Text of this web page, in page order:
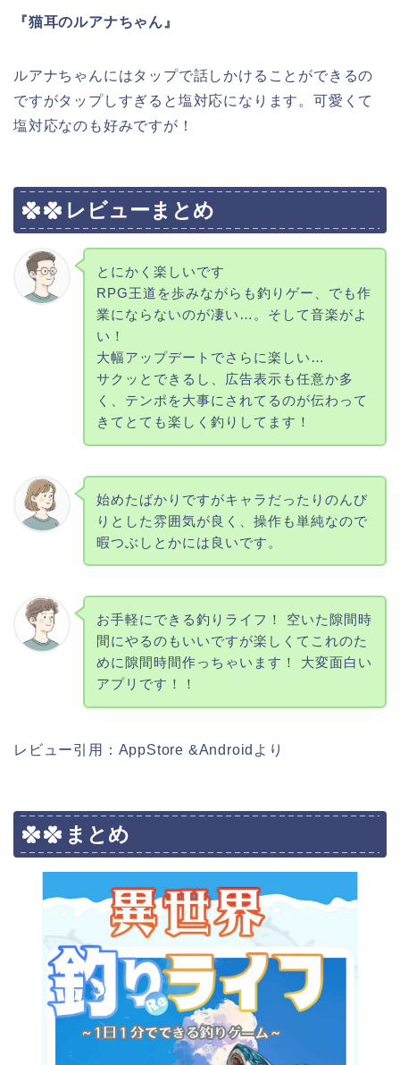
『猫耳のルアナちゃん』
ルアナちゃんにはタップで話しかけることができるの
ですがタップしすぎると塩対応になります。可愛くて
塩対応なのも好みですが！
レビューまとめ
とにかく楽しいです
RPG王道を歩みながらも釣りゲー、でも作
業にならないのが凄い…。そして音楽がよ
い！
大幅アップデートでさらに楽しい…
サクッとできるし、広告表示も任意か多
く、テンポを大事にされてるのが伝わって
きてとても楽しく釣りしてます！
始めたばかりですがキャラだったりのんび
りとした雰囲気が良く、操作も単純なので
暇つぶしとかには良いです。
お手軽にできる釣りライフ！ 空いた隙間時
間にやるのもいいですが楽しくてこれのた
めに隙間時間作っちゃいます！ 大変面白い
アプリです！！
レビュー引用：AppStore &Androidより
まとめ